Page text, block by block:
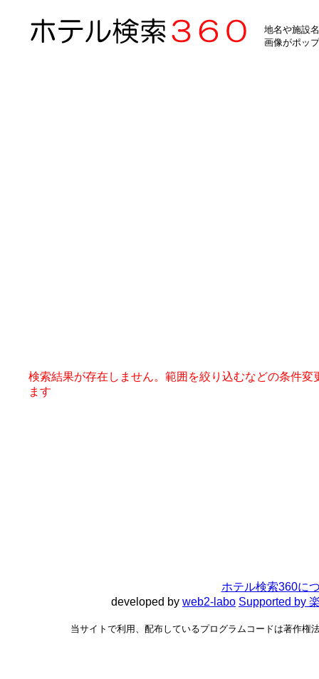
地名や施設
画像がポッ
検索結果が存在しません。範囲を絞り込むなどの条件変
ます
ホテル検索360に
developed by web2-labo Supported by
当サイトで利用、配布しているプログラムコードは著作